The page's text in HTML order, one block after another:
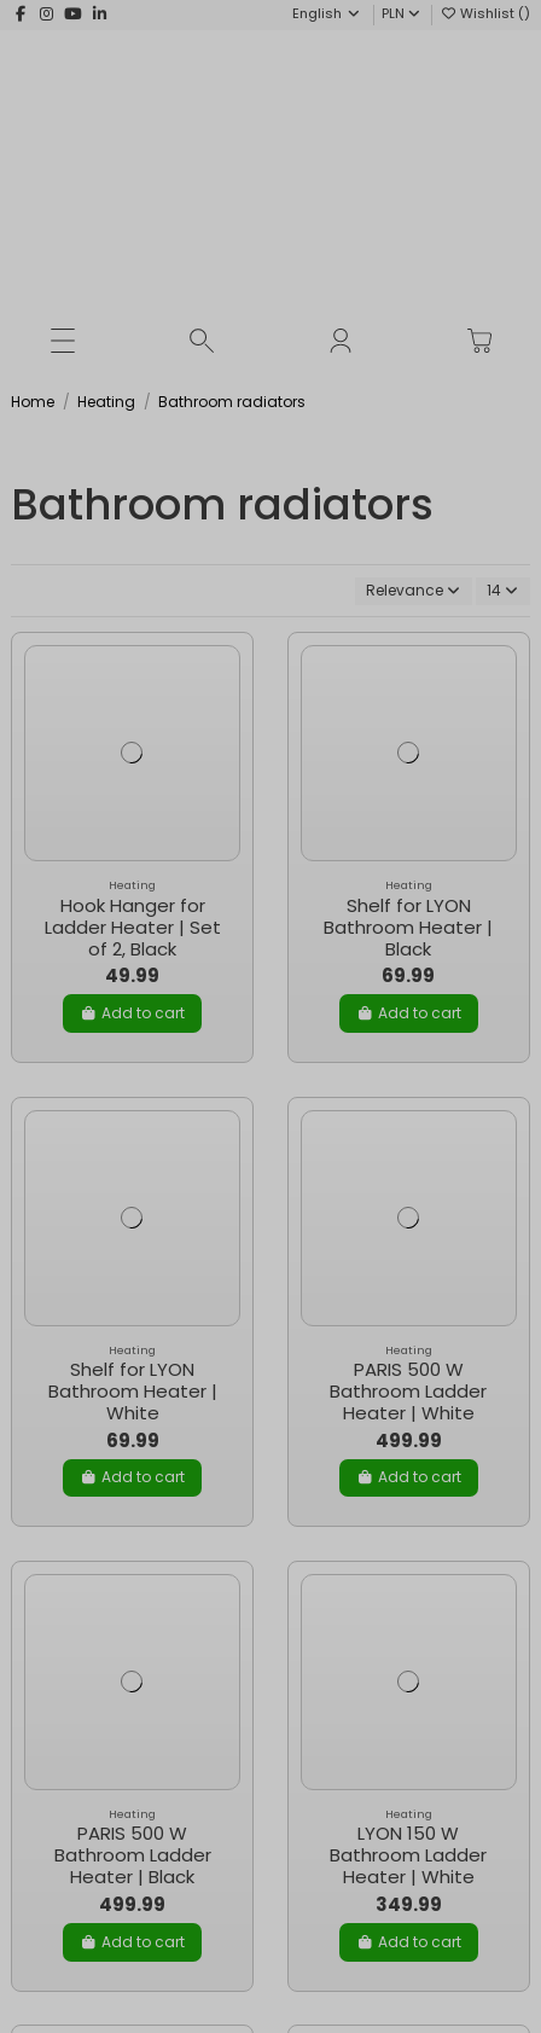
English PLN Wishlist ()
Home Heating Bathroom radiators
Bathroom radiators
Relevance 14
Heating
Hook Hanger for
Ladder Heater | Set
of 2, Black
49.99
Add to cart
Heating
Shelf for LYON
Bathroom Heater |
Black
69.99
Add to cart
Heating
Shelf for LYON
Bathroom Heater |
White
69.99
Add to cart
Heating
PARIS 500 W
Bathroom Ladder
Heater | White
499.99
Add to cart
Heating
PARIS 500 W
Bathroom Ladder
Heater | Black
499.99
Add to cart
Heating
LYON 150 W
Bathroom Ladder
Heater | White
349.99
Add to cart